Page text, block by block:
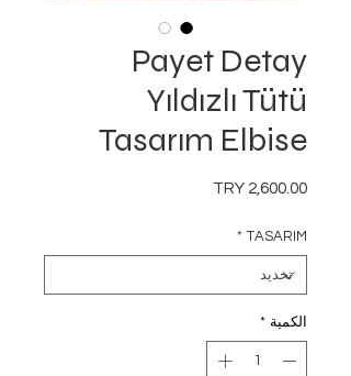
Payet Detay
Yıldızlı Tütü
Tasarım Elbise
TASARIM
*
الكمية *